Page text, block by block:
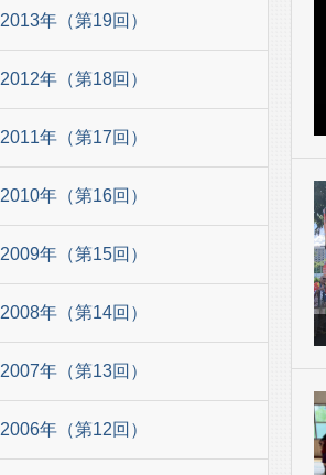
2013年（第19回）
2012年（第18回）
2011年（第17回）
2010年（第16回）
2009年（第15回）
2008年（第14回）
2007年（第13回）
2006年（第12回）